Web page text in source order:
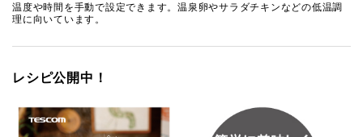
温度や時間を手動で設定できます。温泉卵やサラダチキンなどの低温調
理に向いています。
レシピ公開中！